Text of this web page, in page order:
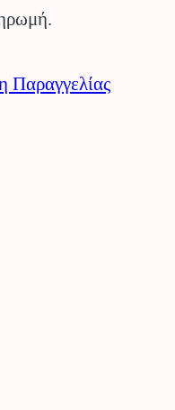
Παραγγελίας